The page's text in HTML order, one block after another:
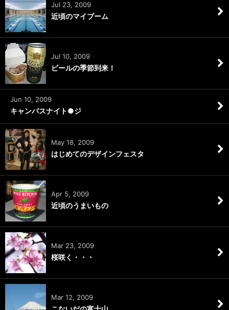
Jul 23, 2009
近頃のマイブーム
Jul 10, 2009
ビールの季節到来！
Jun 10, 2009
キャンパスナイト●ジ
May 18, 2009
はじめてのデザインフェスタ
Apr 5, 2009
近頃のうまいもの
Mar 23, 2009
桜咲く・・・
Mar 12, 2009